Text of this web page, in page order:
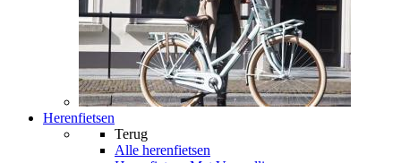
Herenfietsen
Terug
Alle herenfietsen